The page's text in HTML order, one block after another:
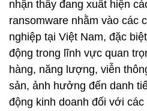
nhận thấy đang xuất hiện
ransomware nhằm vào các
nghiệp tại Việt Nam, đặc
động trong lĩnh vực quan
hàng, năng lượng, viễn
sản, ảnh hưởng đến danh
động kinh doanh đối với